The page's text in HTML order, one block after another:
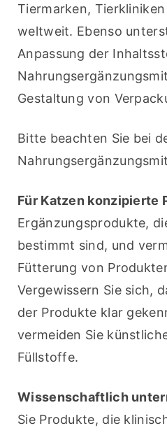
Tiermarken,
weltweit. Ebenso
Anpassung der
Gestaltung von
Bitte beachten Sie bei
Für Katzen konzipierte
Ergänzungsprodukte,
bestimmt sind, und
Fütterung von
Vergewissern Sie sich,
der Produkte klar
vermeiden Sie
Füllstoffe.
Wissenschaftlich
Sie Produkte, die